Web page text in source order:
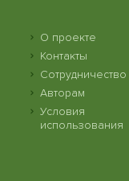
О проекте
Контакты
Сотрудничество
Авторам
Условия
использования